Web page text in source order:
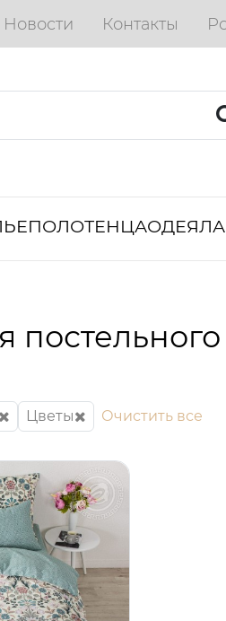
Новости Контакты
ПОЛОТЕНЦАОДЕЯЛА
Цветы Очистить все